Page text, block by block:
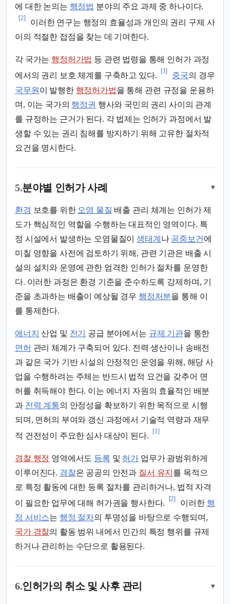
에 대한 논의는 행정법 분야의 주요 과제 중 하나이다.
[2]
이러한 연구는 행정의 효율성과 개인의 권리 구제 사
이의 적절한 접점을 찾는 데 기여한다.
각 국가는 행정허가법 등 관련 법령을 통해 인허가 과정
에서의 권리 보호 체계를 구축하고 있다.
[1]
중국의 경우
국무원 이 발행한 행정허가법을 통해 관련 규정을 운용하
며, 이는 국가의 행정권 행사와 국민의 권리 사이의 관계
를 규정하는 근거가 된다. 각 법제는 인허가 과정에서 발
생할 수 있는 권리 침해를 방지하기 위해 고유한 절차적
요건을 명시한다.
5.분야별 인허가 사례 ▾
환경 보호를 위한 오염 물질 배출 관리 체계는 인허가 제
도가 핵심적인 역할을 수행하는 대표적인 영역이다. 특
정 시설에서 발생하는 오염물질이생태계 나 공중보건 에
미칠 영향을 사전에 검토하기 위해, 관련 기관은 배출 시
설의 설치와 운영에 관한 엄격한 인허가 절차를 운영한
다. 이러한 과정은 환경 기준을 준수하도록 강제하며, 기
준을 초과하는 배출이 예상될 경우 행정처분을 통해 이
를 통제한다.
에너지 산업 및 전기 공급 분야에서는 규제 기관을 통한
면허 관리 체계가 구축되어 있다. 전력 생산이나 송배전
과 같은 국가 기반 시설의 안정적인 운영을 위해, 해당 사
업을 수행하려는 주체는 반드시 법적 요건을 갖추어 면
허를 취득해야 한다. 이는 에너지 자원의 효율적인 배분
과 전력 계통의 안정성을 확보하기 위한 목적으로 시행
되며, 면허의 부여와 갱신 과정에서 기술적 역량과 재무
적 건전성이 주요한 심사 대상이 된다.
[1]
경찰 행정 영역에서도 등록 및허가 업무가 광범위하게
이루어진다. 경찰은 공공의 안전과 질서 유지 를 목적으
로 특정 활동에 대한 등록 절차를 관리하거나, 법적 자격
이 필요한 업무에 대해 허가권을 행사한다.
[2]
이러한 행
정 서비스는 행정 절차의 투명성을 바탕으로 수행되며,
국가 경찰의 활동 범위 내에서 민간의 특정 행위를 규제
하거나 관리하는 수단으로 활용된다.
6.인허가의 취소 및 사후 관리 ▾